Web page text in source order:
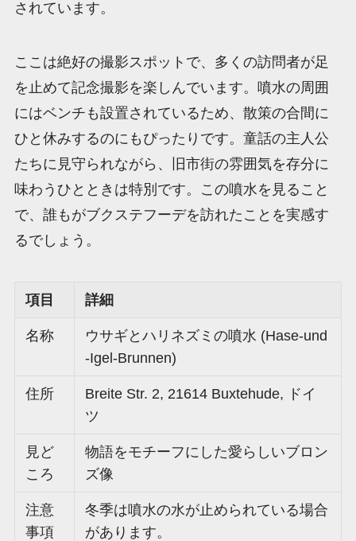
されています。
ここは絶好の撮影スポットで、多くの訪問者が足
を止めて記念撮影を楽しんでいます。噴水の周囲
にはベンチも設置されているため、散策の合間に
ひと休みするのにもぴったりです。童話の主人公
たちに見守られながら、旧市街の雰囲気を存分に
味わうひとときは特別です。この噴水を見ること
で、誰もがブクステフーデを訪れたことを実感す
るでしょう。
項目 詳細
名称
ウサギとハリネズミの噴水 (Hase-und
-Igel-Brunnen)
住所
Breite Str. 2, 21614 Buxtehude, ドイ
ツ
見ど
ころ
物語をモチーフにした愛らしいブロン
ズ像
注意
事項
冬季は噴水の水が止められている場合
があります。